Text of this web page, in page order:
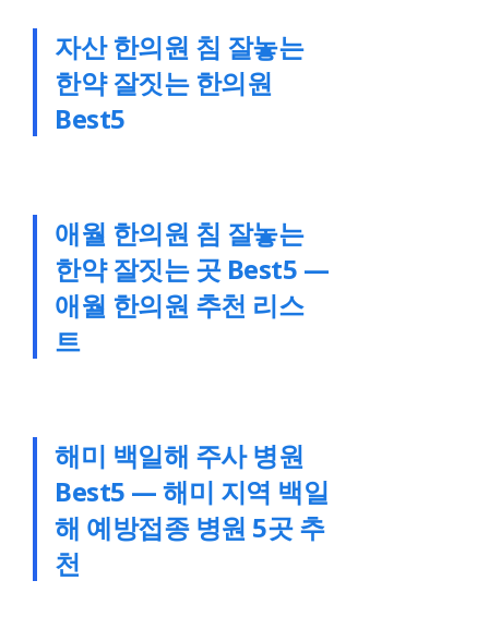
자산 한의원 침 잘놓는
한약 잘짓는 한의원
Best5
애월 한의원 침 잘놓는
한약 잘짓는 곳 Best5 —
애월 한의원 추천 리스
트
해미 백일해 주사 병원
Best5 — 해미 지역 백일
해 예방접종 병원 5곳 추
천